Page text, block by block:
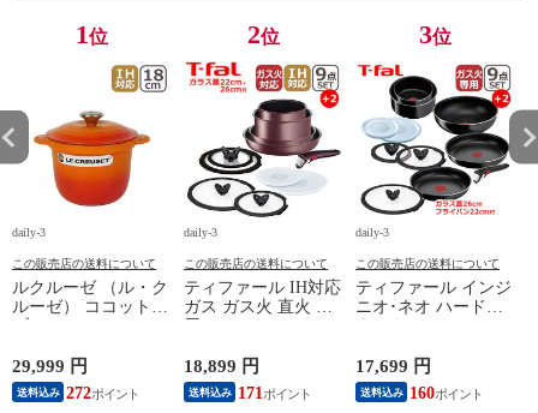
1位
daily-3
この販売店の送料について
ルクルーゼ （ル・ク
ルーゼ） ココットエ
ブリィ 18cm インナ
ジ ホーロー鍋 IH対
応 直火（ガス火）対
応 Le Creuset【北海
29,999 円
送料込み 272
2位
daily-3
この販売店の送料について
ティファール IH対応
ガス ガス火 直火 兼
用 インジニオ･ネオ
アンリミテッド セッ
ト9 L38591 + バタフ
ライガラスぶた
18,899 円
送料込み 171
3位
daily-3
この販売店の送料について
ティファール インジ
ニオ･ネオ ハードチ
タニウム･インテンス
点 L43891 + フライ
パン22cm + バタフラ
イガラスぶた 26cm付
17,699 円
送料込み 160